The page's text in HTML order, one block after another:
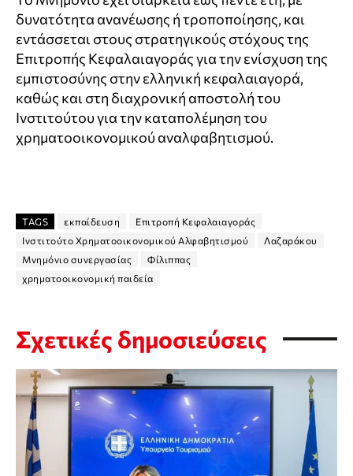
δυνατότητα ανανέωσης ή τροποποίησης, και
εντάσσεται στους στρατηγικούς στόχους της
Επιτροπής Κεφαλαιαγοράς για την ενίσχυση της
εμπιστοσύνης στην ελληνική κεφαλαιαγορά,
καθώς και στη διαχρονική αποστολή του
Ινστιτούτου για την καταπολέμηση του
χρηματοοικονομικού αναλφαβητισμού.
TAGS εκπαίδευση
Επιτροπή Κεφαλαιαγοράς
Ινστιτούτο Χρηματοοικονομικού Αλφαβητισμού
Λαζαράκου
Μνημόνιο συνεργασίας
Φίλιππας
χρηματοοικονομική παιδεία
Σχετικές δημοσιεύσεις